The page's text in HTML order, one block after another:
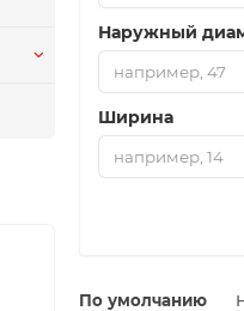
Наружный
Ширина
По умолчанию